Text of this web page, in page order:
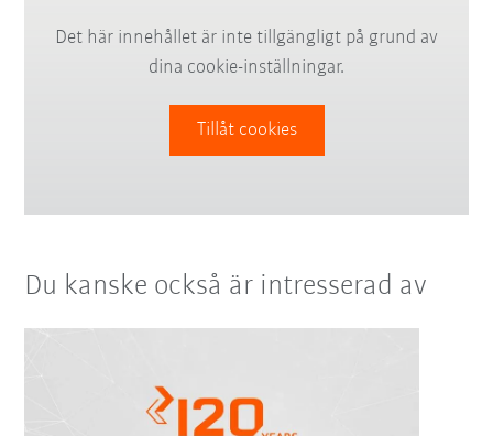
Det här innehållet är inte tillgängligt på grund av
dina cookie-inställningar.
Tillåt cookies
Du kanske också är intresserad av